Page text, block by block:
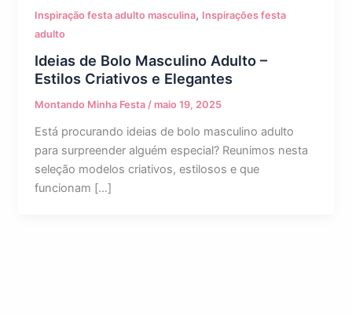
Inspiração festa adulto masculina, Inspirações festa
adulto
Ideias de Bolo Masculino Adulto –
Estilos Criativos e Elegantes
Montando Minha Festa/ maio 19, 2025
Está procurando ideias de bolo masculino adulto
para surpreender alguém especial? Reunimos nesta
seleção modelos criativos, estilosos e que
funcionam […]